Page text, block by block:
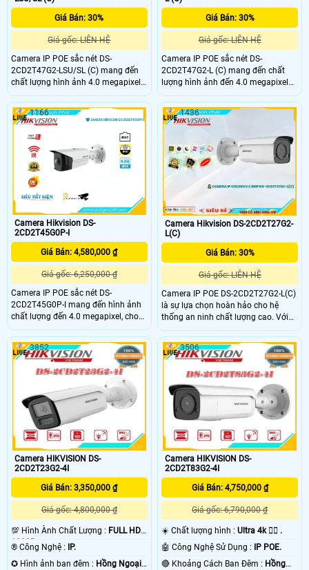
Giá Bán: 30%
Giá gốc: LIÊN HỆ
Camera IP POE sắc nét DS-
2CD2T47G2-LSU/SL (C) mang đến
chất lượng hình ảnh 4.0 megapixel
cao cấp. Với khả năng xem ban
đêm Full Color trong khoảng cách
60m, thiết bị này giúp quan sát mọi
chi tiết ngay cả khi trời tối. Sử dụng
công nghệ IP POE, không bị giảm
chất lượng tín hiệu
Giá Bán: 30%
Giá gốc: LIÊN HỆ
Camera IP POE sắc nét DS-
2CD2T47G2-L (C) mang đến chất
lượng hình ảnh đến 4.0 megapixel
siêu rõ nét. Với khả năng xem ban
đêm Full Color tới 60m, camera này
cung cấp hình ảnh rõ ràng, sắc nét
ngay cả trong điều kiện ánh sáng
camera không giảm chất lượng
truyền tải dữ liệu
Camera Hikvision DS-
2CD2T45G0P-I
Giá Bán: 4,580,000 ₫
Giá gốc: 6,250,000 ₫
Camera IP POE sắc nét DS-
2CD2T45G0P-I mang đến hình ảnh
chất lượng đến 4.0 megapixel, cho
phép quan sát ban đêm với hồng
ngoại 20m tiết kiệm. Với công nghệ
IP POE, camera không giảm chất
lượng, hỗ trợ chống ngược sáng
DWDR 120db giúp hình ảnh rõ nét
1166
Camera Hikvision DS-2CD2T27G2-
L(C)
Giá Bán: 30%
Giá gốc: LIÊN HỆ
Camera IP POE DS-2CD2T27G2-L(C)
là sự lựa chọn hoàn hảo cho hệ
thống an ninh chất lượng cao. Với
độ phân giải 2.0 megapixel, camera
này cung cấp hình ảnh sắc nét đến
từng chi tiết. Chất lượng hình ảnh
đáng tin cậy, cho phép quan sát ban
đêm với màu sắc trung thực và
khoảng cách lên đến 60m
1436
Camera HIKVISION DS-
2CD2T23G2-4I
Giá Bán: 3,350,000 ₫
Giá gốc: 4,800,000 ₫
💯 Hình Ành Chất Lượng : FULL HD
1080P .
®️ Công Nghệ :
IP.
✪ Hình ảnh ban đêm : Hồng Ngoại
3852
Camera HIKVISION DS-
2CD2T83G2-4I
Giá Bán: 4,750,000 ₫
Giá gốc: 6,790,000 ₫
☀️ Chất lượng hình :Ultra 4k 👍🏾 .
🤖️ Công Nghệ Sử Dụng :
IP POE.
🔴 Khoảng Cách Ban Đêm : Hồng
3506